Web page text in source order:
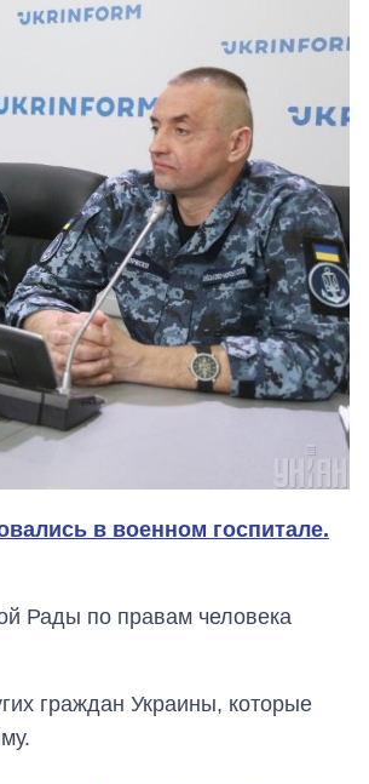
в военном госпитале.
Рады по правам человека
граждан Украины, которые